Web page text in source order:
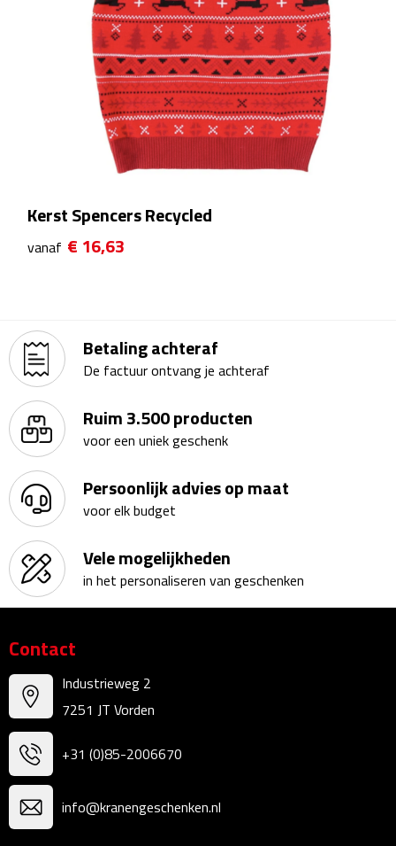
Champagneglazen
Cocktailglazen
Theeglazen
Kopjes
Mokken
Schoteltjes
Thermossets
Kantoor & Zakelijk
Agenda's & Kalenders
Agenda's
Kalenders
Beurs & Evenementen
Banners
Barmatten
Naambadges & naamkaarthouders
Kerst Spencers Recycled
vanaf € 16,63
Betaling achteraf
De factuur ontvang je achteraf
Ruim 3.500 producten
voor een uniek geschenk
Persoonlijk advies op maat
voor elk budget
Vele mogelijkheden
in het personaliseren van geschenken
Contact
Industrieweg 2
7251 JT Vorden
+31 (0)85-2006670
info@kranengeschenken.nl